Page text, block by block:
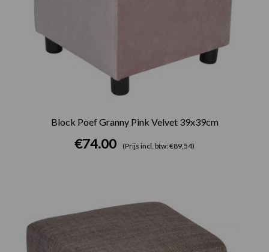
Block Poef Granny Pink Velvet 39x39cm
€74.00 (Prijs incl. btw: €89,54)